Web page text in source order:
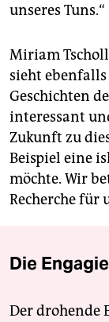
unseres Tuns.“
Miriam
sieht ebenfalls
Geschichten
interessant
Zukunft zu
Beispiel eine
möchte. Wir
Recherche für
Die
Der drohende